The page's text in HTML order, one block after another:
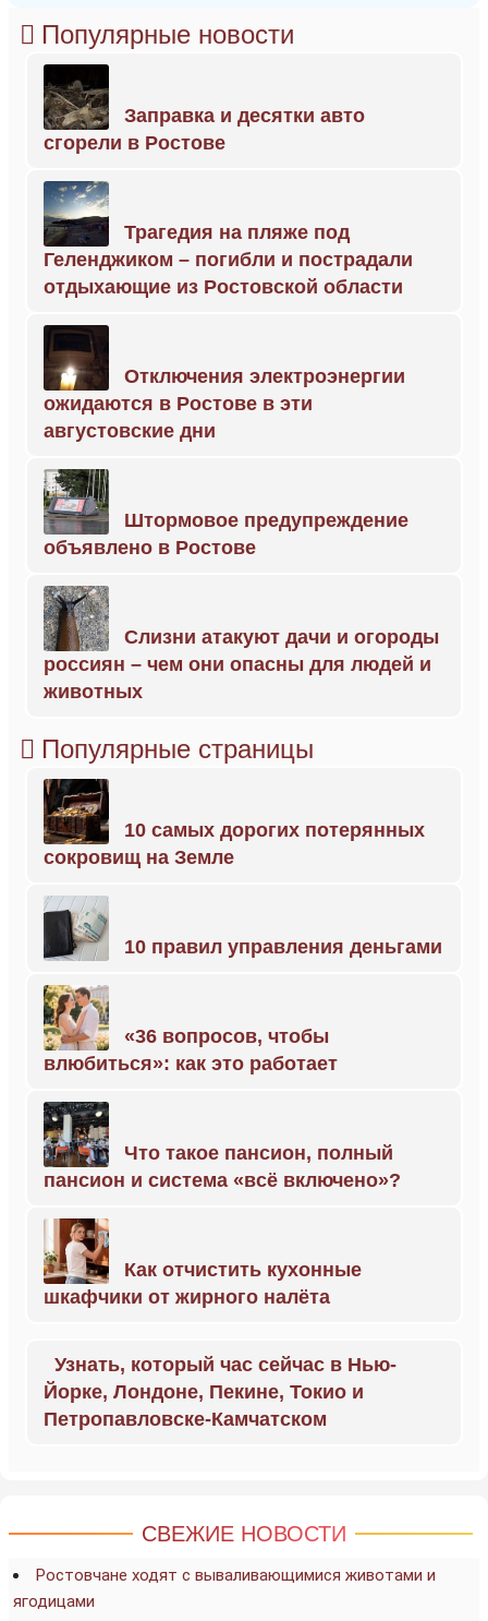
Популярные новости
Заправка и десятки авто
сгорели в Ростове
Трагедия на пляже под
Геленджиком – погибли и пострадали
отдыхающие из Ростовской области
Отключения электроэнергии
ожидаются в Ростове в эти
августовские дни
Штормовое предупреждение
объявлено в Ростове
Слизни атакуют дачи и огороды
россиян – чем они опасны для людей и
животных
Популярные страницы
10 самых дорогих потерянных
сокровищ на Земле
10 правил управления деньгами
«36 вопросов, чтобы
влюбиться»: как это работает
Что такое пансион, полный
пансион и система «всё включено»?
Как отчистить кухонные
шкафчики от жирного налёта
Узнать, который час сейчас в Нью-
Йорке, Лондоне, Пекине, Токио и
Петропавловске-Камчатском
СВЕЖИЕ НОВОСТИ
Ростовчане ходят с вываливающимися животами и
ягодицами